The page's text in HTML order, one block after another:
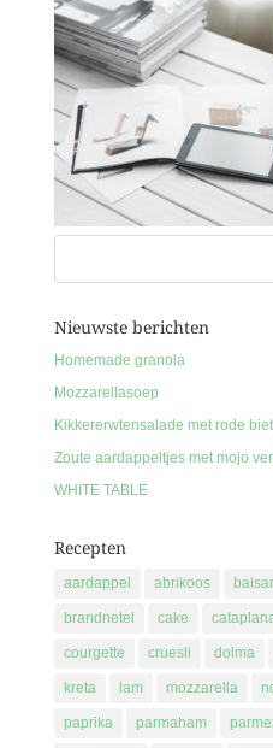
Nieuwste berichten
Homemade granola
Mozzarellasoep
Kikkererwtensalade met rode
Zoute aardappeltjes met mojo
WHITE TABLE
Recepten
aardappel abrikoos
brandnetel cake
courgette cruesli dolma
kreta lam mozzarella
paprika parmaham